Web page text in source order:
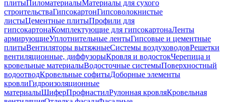
плитыПиломатериалыМатериалы для сухого
строительстваГипсокартонГипсоволокнистые
листыЦементные плитыПрофили для
гипсокартонаКомплектующие для гипсокартонаЛенты
армирующиеУплотнительные лентыГипсовые и цементные
плитыВентиляторы вытяжныеСистемы воздуховодовРешетки
вентиляционные, диффузорыКровля и водостокЧерепица и
кровельные материалыВодосточные системыПоверхностный
водоотводКровельные софитыДоборные элементы
кровлиГидроизоляционные
материалыШиферПрофнастилРулонная кровляКровельная